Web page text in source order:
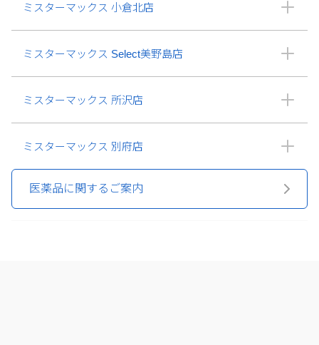
ミスターマックス 小倉北店
ミスターマックス Select美野島店
ミスターマックス 所沢店
ミスターマックス 別府店
医薬品に関するご案内